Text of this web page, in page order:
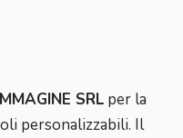
SRL per la
personalizzabili. Il